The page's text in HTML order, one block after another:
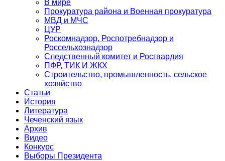
В мире
Прокуратура района и Военная прокуратура
МВД и МЧС
ЦУР
Роскомнадзор, Роспотребнадзор и
Россельхознадзор
Следственный комитет и Росгвардия
ПФР, ТИК И ЖКХ
Строительство, промышленность, сельское
хозяйство
Статьи
История
Литература
Чеченский язык
Архив
Видео
Конкурс
Выборы Президента